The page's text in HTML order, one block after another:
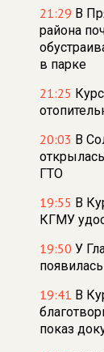
21:29 В
района
в парке
21:25
20:03 В
ГТО
19:55 В
КГМУ
19:50 У
19:41 В
показ